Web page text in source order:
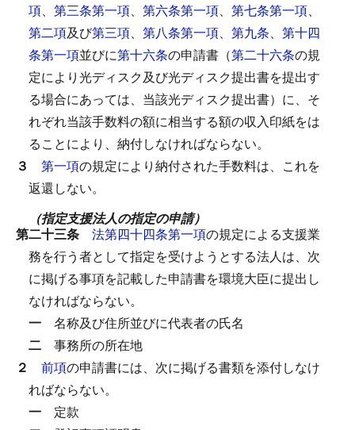
項、 第三条第一項、 第六条第一項、 第七条第一項、
第二項及び第三項、 第八条第一項、 第九条、 第十四
条第一項並びに第十六条の申請書（第二十六条の規
定により光ディスク及び光ディスク提出書を提出す
る場合にあっては、当該光ディスク提出書）に、そ
れぞれ当該手数料の額に相当する額の収入印紙をは
ることにより、納付しなければならない。
３ 第一項の規定により納付された手数料は、これを
返還しない。
（指定支援法人の指定の申請）
第二十三条 法第四十四条第一項の規定による支援業
務を行う者として指定を受けようとする法人は、次
に掲げる事項を記載した申請書を環境大臣に提出し
なければならない。
一 名称及び住所並びに代表者の氏名
二 事務所の所在地
２ 前項の申請書には、次に掲げる書類を添付しなけ
ればならない。
一 定款